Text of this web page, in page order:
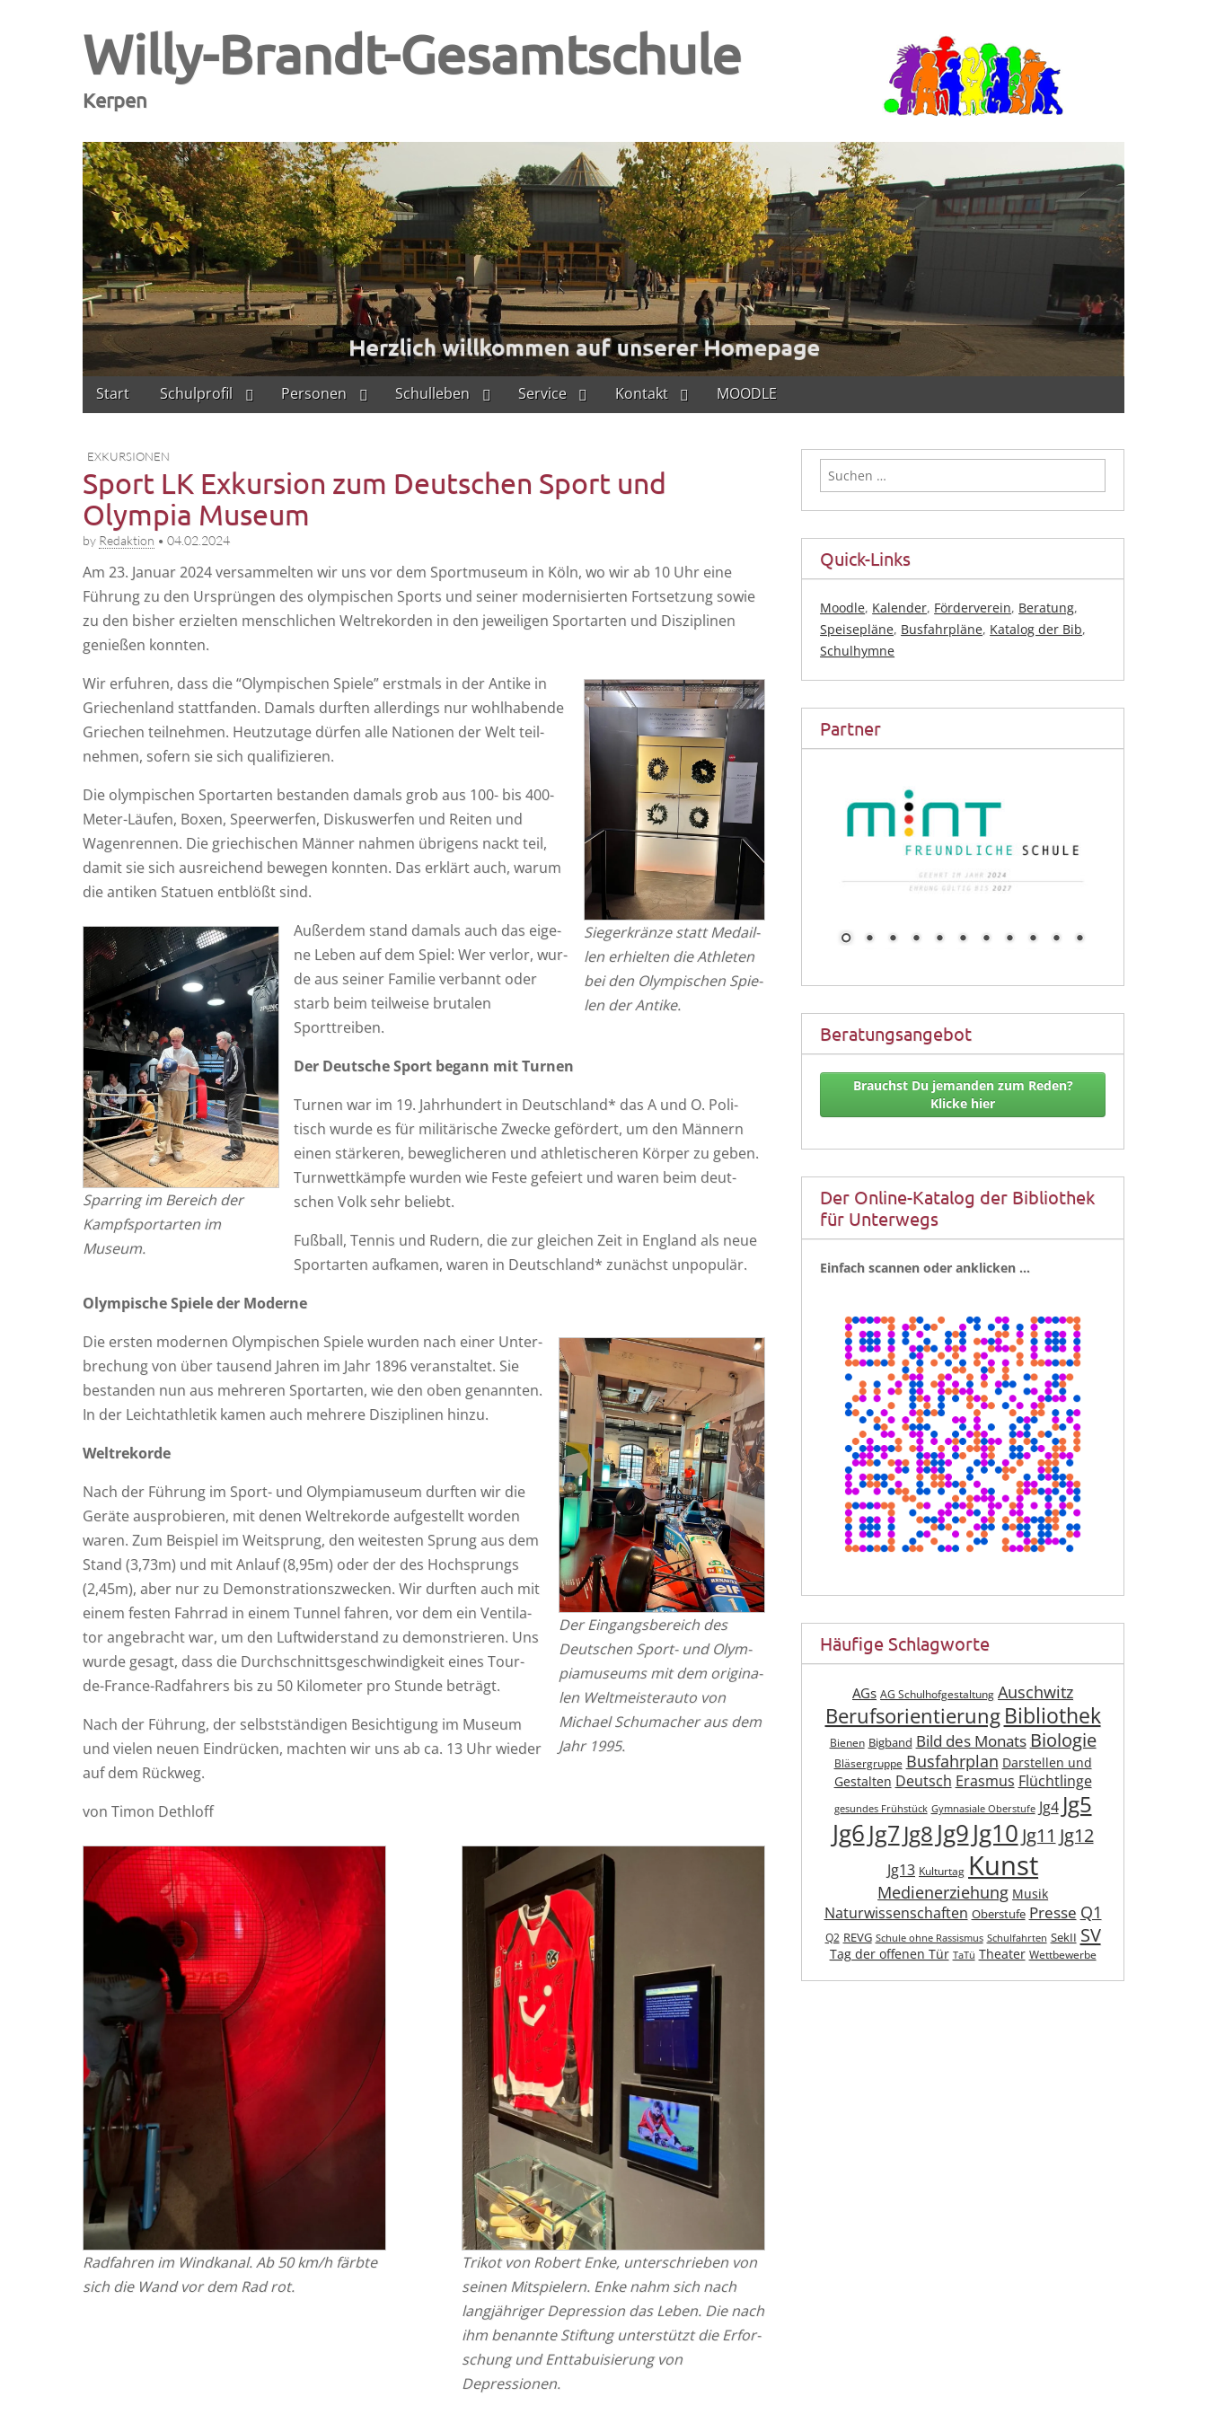
Willy-Brandt-Gesamtschule
Kerpen
Main
menu
Skip
to
Start Schulprofil Personen Schulleben Service Kontakt MOODLE
EXKURSIONEN
Sport LK Exkursion zum Deutschen Sport und
Olympia Museum
by Redaktion • 04.02.2024
Am 23. Janu­ar 2024 ver­sam­mel­ten wir uns vor dem Sport­mu­se­um in Köln, wo wir ab 10 Uhr eine
Füh­rung zu den Ursprün­gen des olym­pi­schen Sports und sei­ner moder­ni­sier­ten Fort­set­zung sowie
zu den bis­her erziel­ten mensch­li­chen Welt­re­kor­den in den jewei­li­gen Sport­ar­ten und Dis­zi­pli­nen
genie­ßen konnten.
Sie­ger­krän­ze statt Medail­
len erhiel­ten die Ath­le­ten
bei den Olym­pi­schen Spie­
len der Antike.
Wir erfuh­ren, dass die “Olym­pi­schen Spie­le” erst­mals in der Anti­ke in
Grie­chen­land statt­fan­den. Damals durf­ten aller­dings nur wohl­ha­ben­de
Grie­chen teil­neh­men. Heut­zu­ta­ge dür­fen alle Natio­nen der Welt teil­
neh­men, sofern sie sich qualifizieren.
Die olym­pi­schen Sport­ar­ten bestan­den damals grob aus 100- bis 400-
Meter-Läu­fen, Boxen, Speer­wer­fen, Dis­kus­wer­fen und Rei­ten und
Wagen­ren­nen. Die grie­chi­schen Män­ner nah­men übri­gens nackt teil,
damit sie sich aus­rei­chend bewe­gen konn­ten. Das erklärt auch, war­um
die anti­ken Sta­tu­en ent­blößt sind.
Spar­ring im Bereich der
Kampf­sport­ar­ten im
Museum.
Außer­dem stand damals auch das eige­
ne Leben auf dem Spiel: Wer ver­lor, wur­
de aus sei­ner Fami­lie ver­bannt oder
starb beim teil­wei­se bru­ta­len
Sporttreiben.
Der Deut­sche Sport begann mit Turnen
Tur­nen war im 19. Jahr­hun­dert in Deutsch­land* das A und O. Poli­
tisch wur­de es für mili­tä­ri­sche Zwe­cke geför­dert, um den Män­nern
einen stär­ke­ren, beweg­li­che­ren und ath­le­ti­sche­ren Kör­per zu geben.
Turn­wett­kämp­fe wur­den wie Fes­te gefei­ert und waren beim deut­
schen Volk sehr beliebt.
Fuß­ball, Ten­nis und Rudern, die zur glei­chen Zeit in Eng­land als neue
Sport­ar­ten auf­ka­men, waren in Deutsch­land* zunächst unpopulär.
Olym­pi­sche Spie­le der Moderne
Der Ein­gangs­be­reich des
Deut­schen Sport- und Olym­
pia­mu­se­ums mit dem ori­gi­na­
len Welt­meis­ter­au­to von
Micha­el Schu­ma­cher aus dem
Jahr 1995.
Die ers­ten moder­nen Olym­pi­schen Spie­le wur­den nach einer Unter­
bre­chung von über tau­send Jah­ren im Jahr 1896 ver­an­stal­tet. Sie
bestan­den nun aus meh­re­ren Sport­ar­ten, wie den oben genann­ten.
In der Leicht­ath­le­tik kamen auch meh­re­re Dis­zi­pli­nen hinzu.
Welt­re­kor­de
Nach der Füh­rung im Sport- und Olym­pia­mu­se­um durf­ten wir die
Gerä­te aus­pro­bie­ren, mit denen Welt­re­kor­de auf­ge­stellt wor­den
waren. Zum Bei­spiel im Weit­sprung, den wei­tes­ten Sprung aus dem
Stand (3,73m) und mit Anlauf (8,95m) oder der des Hoch­sprungs
(2,45m), aber nur zu Demons­tra­ti­ons­zwe­cken. Wir durf­ten auch mit
einem fes­ten Fahr­rad in einem Tun­nel fah­ren, vor dem ein Ven­ti­la­
tor ange­bracht war, um den Luft­wi­der­stand zu demons­trie­ren. Uns
wur­de gesagt, dass die Durch­schnitts­ge­schwin­dig­keit eines Tour-
de-France-Rad­fah­rers bis zu 50 Kilo­me­ter pro Stun­de beträgt.
Nach der Füh­rung, der selbst­stän­di­gen Besich­ti­gung im Muse­um
und vie­len neu­en Ein­drü­cken, mach­ten wir uns ab ca. 13 Uhr wie­der
auf dem Rückweg.
von Timon Dethloff
Tri­kot von Robert Enke, unter­schrie­ben von
sei­nen Mit­spie­lern. Enke nahm sich nach
lang­jäh­ri­ger Depres­si­on das Leben. Die nach
ihm benann­te Stif­tung unter­stützt die Erfor­
schung und Ent­ta­bui­sie­rung von
Depressionen.
Rad­fah­ren im Wind­ka­nal. Ab 50 km/h färb­te
sich die Wand vor dem Rad rot.
Suchen
nach:
Quick-Links
Moodle, Kalender, Förderverein, Beratung,
Speisepläne, Busfahrpläne, Katalog der Bib,
Schulhymne
Partner
Beratungsangebot
Brauchst Du jemanden zum Reden?
Klicke hier
Der Online-Katalog der Bibliothek
für Unterwegs
Ein­fach scan­nen oder anklicken …
Häufige Schlagworte
AGs AG Schulhofgestaltung Auschwitz
Berufsorientierung Bibliothek
Bienen Bigband Bild des Monats Biologie
Bläsergruppe Busfahrplan Darstellen und
Gestalten Deutsch Erasmus Flüchtlinge
gesundes Frühstück Gymnasiale Oberstufe Jg4 Jg5
Jg6 Jg7 Jg8 Jg9Jg10 Jg11 Jg12
Jg13 Kulturtag Kunst
Medienerziehung Musik
Naturwissenschaften Oberstufe Presse Q1
Q2 REVG Schule ohne Rassismus Schulfahrten SekII SV
Tag der offenen Tür TaTü Theater Wettbewerbe